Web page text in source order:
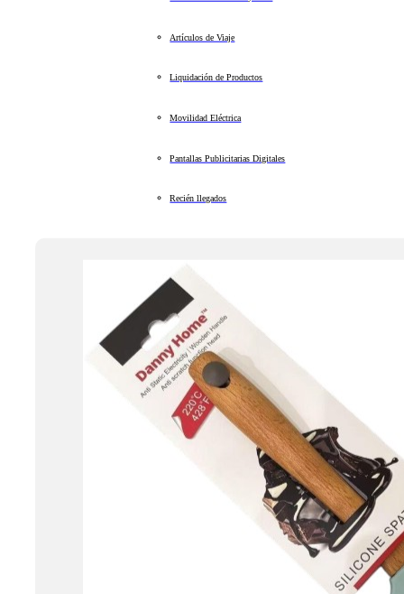
Artículos de Viaje
Liquidación de Productos
Movilidad Eléctrica
Pantallas Publicitarias Digitales
Recién llegados